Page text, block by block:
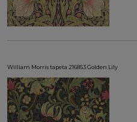
William Morris tapeta 216853 Golden Lily